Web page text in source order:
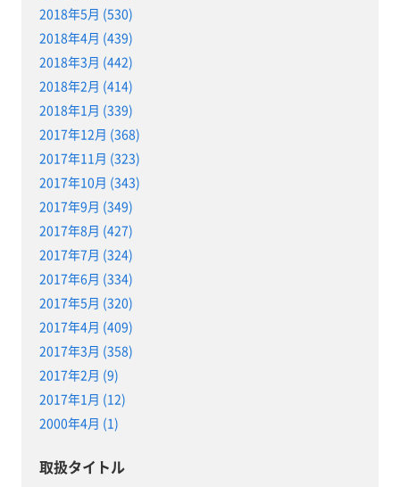
2018年5月 (530)
2018年4月 (439)
2018年3月 (442)
2018年2月 (414)
2018年1月 (339)
2017年12月 (368)
2017年11月 (323)
2017年10月 (343)
2017年9月 (349)
2017年8月 (427)
2017年7月 (324)
2017年6月 (334)
2017年5月 (320)
2017年4月 (409)
2017年3月 (358)
2017年2月 (9)
2017年1月 (12)
2000年4月 (1)
取扱タイトル